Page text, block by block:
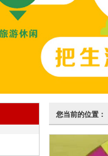
您当前的位置：